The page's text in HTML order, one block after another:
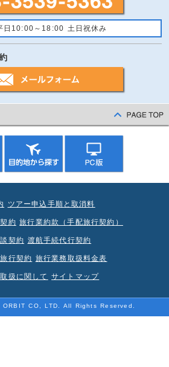
日10:00～18:00 土日祝休み
ツアー申込手順と取消料
約 旅行業約款（手配旅行契約）
契約 渡航手続代行契約
行契約 旅行業務取扱料金表
扱に関して サイトマップ
ORBIT CO, LTD. All Rights Reserved.